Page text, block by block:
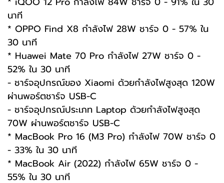
นาที
* OPPO Find X8 กำลังไฟ 28W ชาร์จ 0 - 57% ใน
30 นาที
* Huawei Mate 70 Pro กำลังไฟ 27W ชาร์จ 0 -
52% ใน 30 นาที
- ชาร์จอุปกรณ์ของ Xiaomi ด้วยกำลังไฟสูงสุด 120W
ผ่านพอร์ตชาร์จ USB-C
- ชาร์จอุปกรณ์ประเภท Laptop ด้วยกำลังไฟสูงสุด
70W ผ่านพอร์ตชาร์จ USB-C
* MacBook Pro 16 (M3 Pro) กำลังไฟ 70W ชาร์จ 0
- 33% ใน 30 นาที
* MacBook Air (2022) กำลังไฟ 65W ชาร์จ 0 -
55% ใน 30 นาที